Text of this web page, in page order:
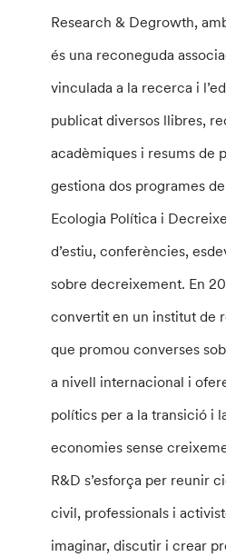
Research & Degrowth,
és una reconeguda
vinculada a la recerca i
publicat diversos llibres,
acadèmiques i resums de
gestiona dos programes
Ecologia Política i
d’estiu, conferències,
sobre decreixement. En
convertit en un institut de
que promou converses
a nivell internacional i
polítics per a la transició i
economies sense
R&D s’esforça per reunir
civil, professionals i
imaginar, discutir i crear